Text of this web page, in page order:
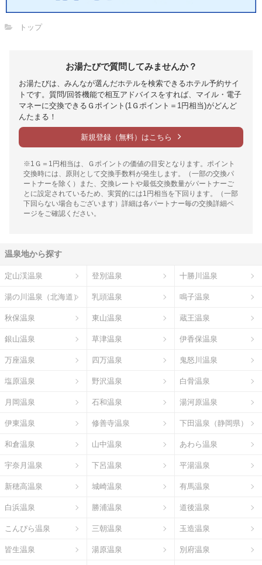
トップ
お湯たびで質問してみませんか？
お湯たびは、みんなが選んだホテルを検索できるホテル予約サイ
トです。質問/回答機能で相互アドバイスをすれば、マイル・電子
マネーに交換できるＧポイント(1Ｇポイント＝1円相当)がどんど
んたまる！
新規登録（無料）はこちら
※1Ｇ＝1円相当は、Ｇポイントの価値の目安となります。ポイント
交換時には、原則として交換手数料が発生します。（一部の交換パ
ートナーを除く）また、交換レートや最低交換数量がパートナーご
とに設定されているため、実質的には1円相当を下回ります。（一部
下回らない場合もございます）詳細は各パートナー毎の交換詳細ペ
ージをご確認ください。
温泉地から探す
定山渓温泉 登別温泉 十勝川温泉
湯の川温泉（北海道） 乳頭温泉 鳴子温泉
秋保温泉 東山温泉 蔵王温泉
銀山温泉 草津温泉 伊香保温泉
万座温泉 四万温泉 鬼怒川温泉
塩原温泉 野沢温泉 白骨温泉
月岡温泉 石和温泉 湯河原温泉
伊東温泉 修善寺温泉 下田温泉（静岡県）
和倉温泉 山中温泉 あわら温泉
宇奈月温泉 下呂温泉 平湯温泉
新穂高温泉 城崎温泉 有馬温泉
白浜温泉 勝浦温泉 道後温泉
こんぴら温泉 三朝温泉 玉造温泉
皆生温泉 湯原温泉 別府温泉